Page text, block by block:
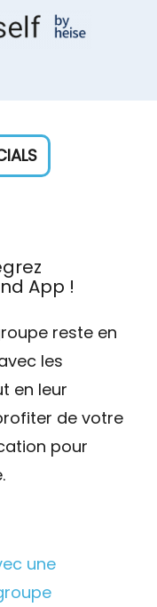
App !
reste en
les
en leur
de votre
pour
une